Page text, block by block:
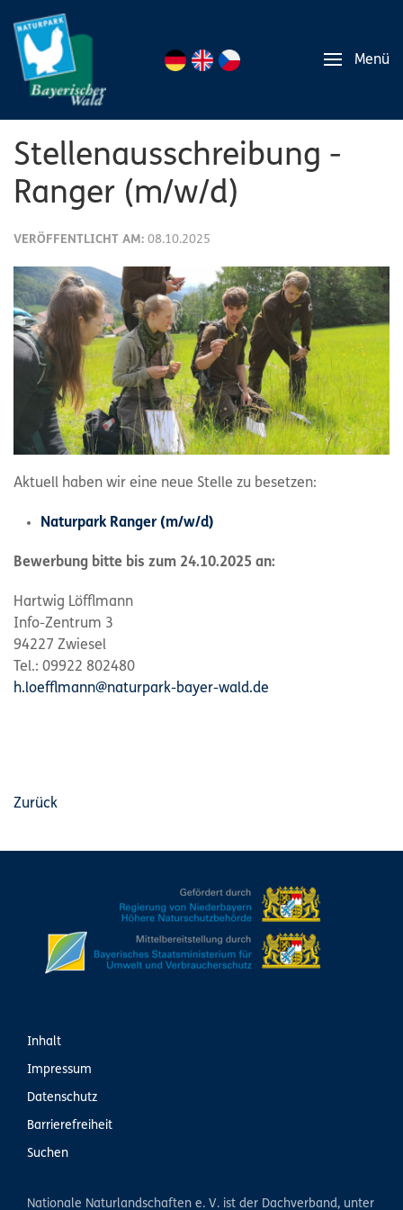
Menü
Stellenausschreibung -
Ranger (m/w/d)
VERÖFFENTLICHT AM: 08.10.2025
Aktuell haben wir eine neue Stelle zu besetzen:
Naturpark Ranger (m/w/d)
Bewerbung bitte bis zum 24.10.2025 an:
Hartwig Löfflmann
Info-Zentrum 3
94227 Zwiesel
Tel.: 09922 802480
h.loefflmann@naturpark-bayer-wald.de
Zurück
Inhalt
Impressum
Datenschutz
Barrierefreiheit
Suchen
Nationale Naturlandschaften e. V. ist der Dachverband, unter